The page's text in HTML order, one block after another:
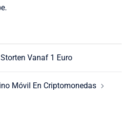
Vanaf 1 Euro
Móvil En Criptomonedas